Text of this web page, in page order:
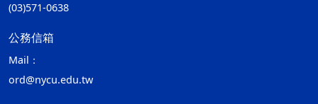
(03)571-0638
公務信箱
Mail：
ord@nycu.edu.tw